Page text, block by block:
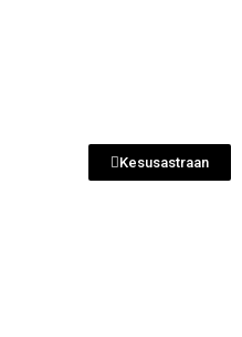
Kesusastraan